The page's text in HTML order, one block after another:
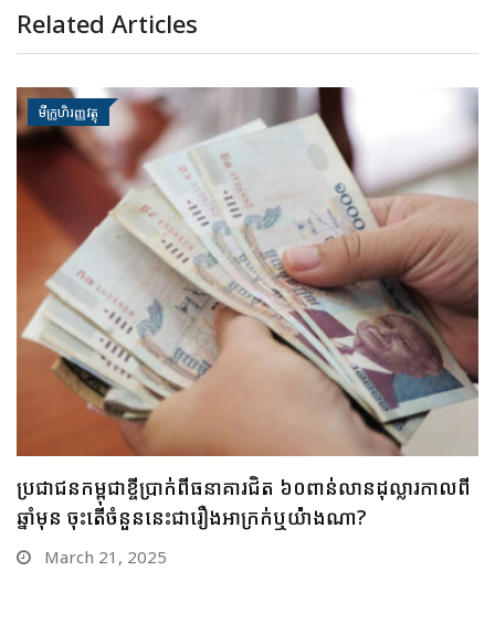
Related Articles
មីក្រូហិរញ្ញវត្ថុ
ចាយពេល ១០ឆ្នាំលើទឹកដីកម្ពុជា គ្រឹះស្ថានមីក្រូហិរញ្ញវត្ថុ ប៊ែមប៊ូ
ហ្វាយនែន កើនផលប័ត្រឥណទានច្រើនជាង ៣០លានដុល្លារ
February 14, 2025